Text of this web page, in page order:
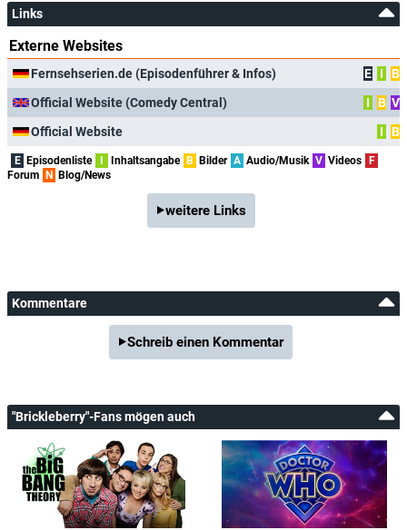
Links
Externe Websites
Fernsehserien.de (Episodenführer & Infos) E I
B
Official Website (Comedy Central)
I B V
Official Website
I B
E Episodenliste Inhaltsangabe B Bilder A Audio/Musik V Videos
F
Forum
N Blog/News
weitere Links
Kommentare
Schreib einen Kommentar
"Brickleberry"-Fans mögen auch